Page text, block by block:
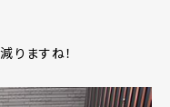
りますね！